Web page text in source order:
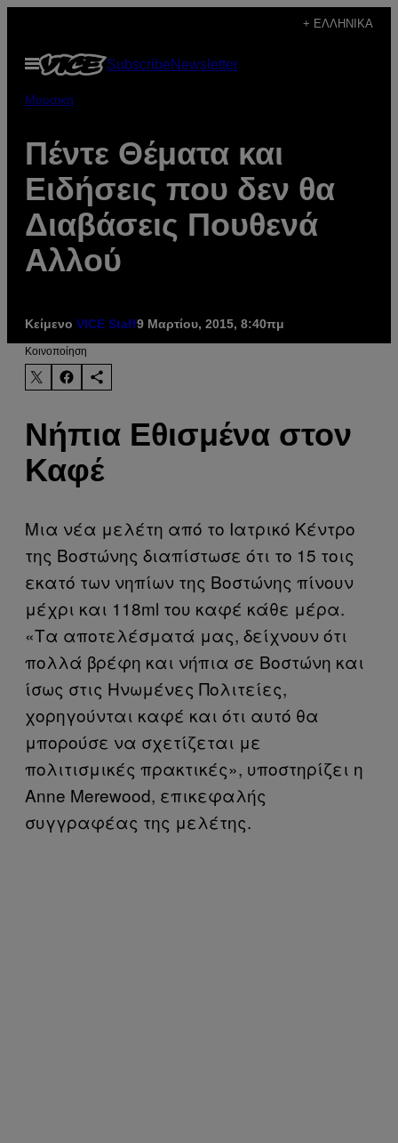
περιεχόμενο
+ ΕΛΛΗΝΙΚΆ
Ανοίξτε
το
SubscribeNewsletter
Μουσική
Πέντε Θέματα και
Ειδήσεις που δεν θα
Διαβάσεις Πουθενά
Αλλού
Κείμενο VICE Staff9 Μαρτίου, 2015, 8:40πμ
Kοινοποίηση
Νήπια Εθισμένα στον
Καφέ
Μια νέα μελέτη από το Ιατρικό Κέντρο
της Βοστώνης διαπίστωσε ότι το 15 τοις
εκατό των νηπίων της Βοστώνης πίνουν
μέχρι και 118ml του καφέ κάθε μέρα.
«Τα αποτελέσματά μας, δείχνουν ότι
πολλά βρέφη και νήπια σε Βοστώνη και
ίσως στις Ηνωμένες Πολιτείες,
χορηγούνται καφέ και ότι αυτό θα
μπορούσε να σχετίζεται με
πολιτισμικές πρακτικές», υποστηρίζει η
Anne Merewood, επικεφαλής
συγγραφέας της μελέτης.